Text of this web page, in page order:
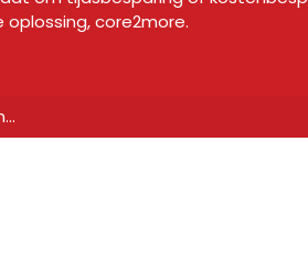
oplossing, core2more.